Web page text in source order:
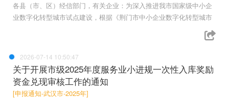
各县（市、区）经信部门，有关企业：为深入推进我市国家级中小企
业数字化转型城市试点建设，根据《荆门市中小企业数字化转型城市
2026-07-14 10:50:47
关于开展市级2025年度服务业小进规一次性入库奖励
资金兑现审核工作的通知
[申报通知-武汉市-2025年]